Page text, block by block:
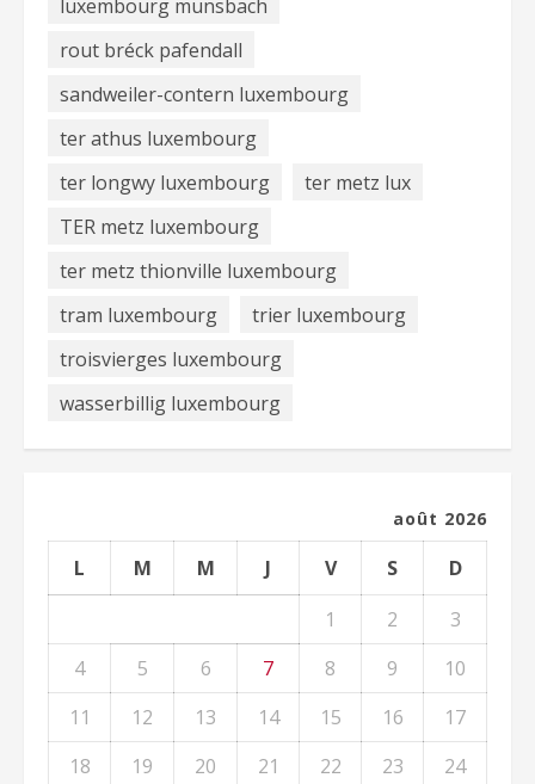
luxembourg munsbach
rout bréck pafendall
sandweiler-contern luxembourg
ter athus luxembourg
ter longwy luxembourg
ter metz lux
TER metz luxembourg
ter metz thionville luxembourg
tram luxembourg
trier luxembourg
troisvierges luxembourg
wasserbillig luxembourg
août 2026
L M M J V S
D
1
2
3
4
5 6 7 8 9
10
11
12 13 14 15 16
17
18
19 20 21 22 23
24